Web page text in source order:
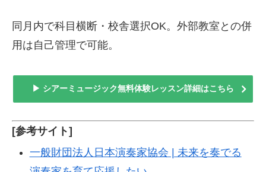
同月内で科目横断・校舎選択OK。外部教室との併
用は自己管理で可能。
▶ シアーミュージック無料体験レッスン詳細はこちら
[参考サイト]
一般財団法人日本演奏家協会 | 未来を奏でる